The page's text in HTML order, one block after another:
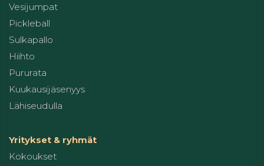
Vesijumpat
Pickleball
Sulkapallo
Hiihto
Pururata
Kuukausijäsenyys
Lähiseudulla
Yritykset & ryhmät
Kokoukset